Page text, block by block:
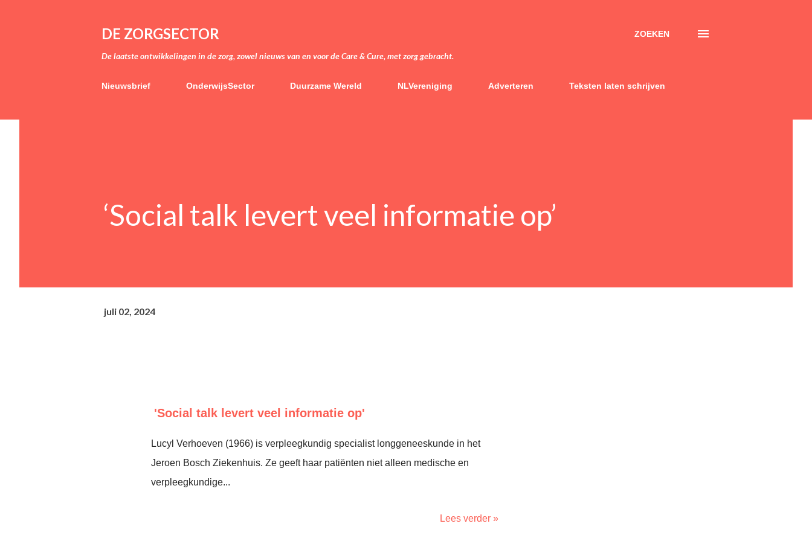
DE ZORGSECTOR
De laatste ontwikkelingen in de zorg, zowel nieuws van en voor de Care & Cure, met zorg gebracht.
ZOEKEN
Nieuwsbrief OnderwijsSector Duurzame Wereld NLVereniging Adverteren Teksten laten schrijven
‘Social talk levert veel informatie op’
juli 02, 2024
'Social talk levert veel informatie op'
Lucyl Verhoeven (1966) is verpleegkundig specialist longgeneeskunde in het
Jeroen Bosch Ziekenhuis. Ze geeft haar patiënten niet alleen medische en
verpleegkundige...
Lees verder »